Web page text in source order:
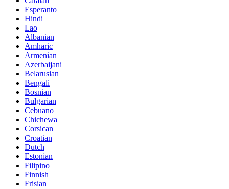
Esperanto
Hindi
Lao
Albanian
Amharic
Armenian
Azerbaijani
Belarusian
Bengali
Bosnian
Bulgarian
Cebuano
Chichewa
Corsican
Croatian
Dutch
Estonian
Filipino
Finnish
Frisian